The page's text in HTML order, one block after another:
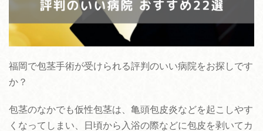
福岡で包茎手術が受けられる評判のいい病院をお探しです
か？
包茎のなかでも仮性包茎は、亀頭包皮炎などを起こしやす
くなってしまい、日頃から入浴の際などに包皮を剥いてカ